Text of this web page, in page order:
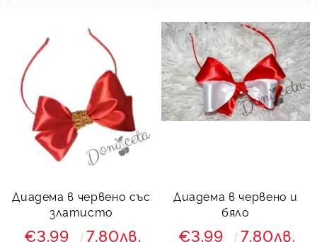
Диадема в червено със
златисто
€3.99 7.80лв.
Диадема в червено и
бяло
€3.99 7.80лв.